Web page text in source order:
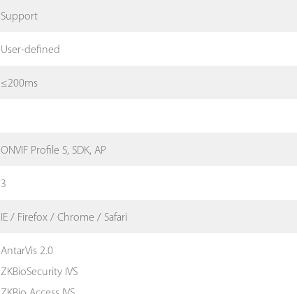
Support
User-defined
≤200ms
ONVIF Profile S, SDK, AP
3
IE / Firefox / Chrome / Safari
AntarVis 2.0
ZKBioSecurity IVS